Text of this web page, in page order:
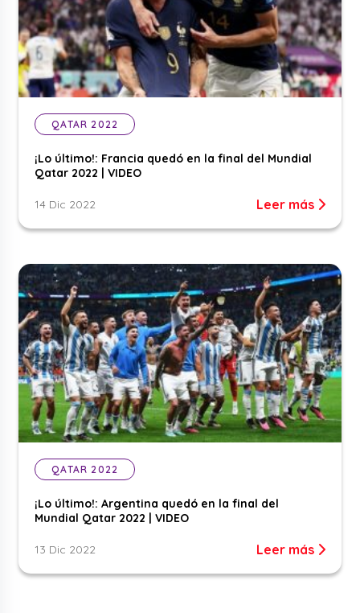
QATAR 2022
¡Lo último!: Francia quedó en la final del Mundial
Qatar 2022 | VIDEO
14 Dic 2022 Leer más
QATAR 2022
¡Lo último!: Argentina quedó en la final del
Mundial Qatar 2022 | VIDEO
13 Dic 2022 Leer más